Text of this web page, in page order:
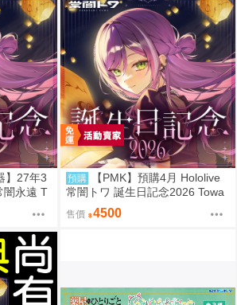
】27年3
闇永遠 T
預購
【PMK】預購4月 Hololive
常闇トワ 誕生日記念2026 Towa
售價 4500